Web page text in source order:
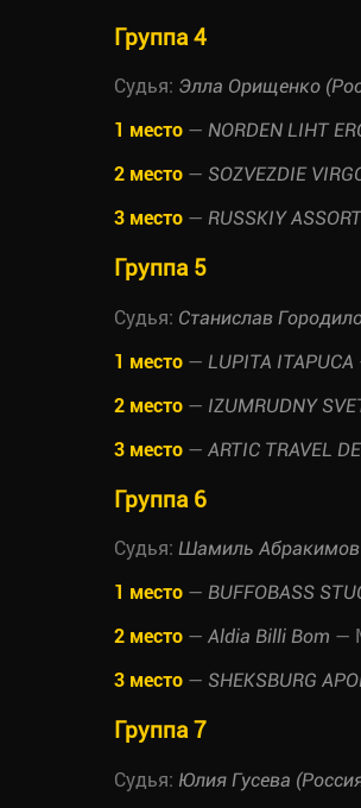
Группа 4
Судья: Элла Орищенко
1 место — NORDEN LIHT
2 место — SOZVEZDIE
3 место — RUSSKIY
Группа 5
Судья: Станислав
1 место — LUPITA ITAPUCA
2 место — IZUMRUDNY
3 место — ARTIC TRAVEL
Группа 6
Судья: Шамиль Абракимов
1 место — BUFFOBASS
2 место — Aldia Billi Bom —
3 место — SHEKSBURG
Группа 7
Судья: Юлия Гусева